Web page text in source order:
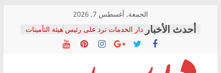
content
الجمعة, أغسطس 7, 2026
دار الخدمات ترد على رئيس هيئة التأمينات
بعد مؤتمره الصحفي: إنكار الأزمة لا ينهي
معاناة أصحاب المعاشات.. ونطالب بكشف
فرحات سليمان يكتب: القطاع الصحي إلى